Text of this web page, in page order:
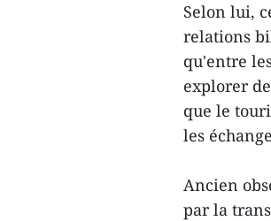
Selon lui,
relations
qu'entre
explorer
que le
les
Ancien
par la